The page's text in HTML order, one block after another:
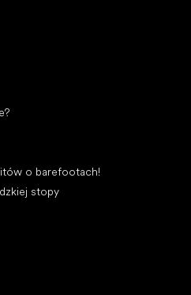
o barefootach!
stopy